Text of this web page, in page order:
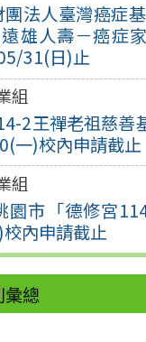
團法人臺灣癌症
雄人壽－癌症
31(日)止
組
2王禪老祖慈善
一)校內申請截止
組
園市「德修宮
內申請截止
總